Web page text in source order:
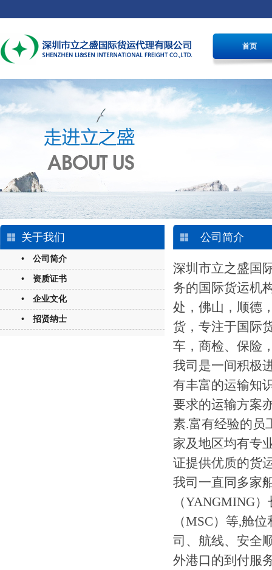
首页
关于我们
• 公司简介
• 资质证书
• 企业文化
• 招贤纳士
公司简介
深圳市立之盛国
务的国际货运机
处，佛山，顺德
货，专注于国际
车，商检、保险
我司是一间积极
有丰富的运输知
要求的运输方案
素.富有经验的员
家及地区均有专
证提供优质的货
我司一直同多家
（YANGMING
（MSC）等,舱
司、航线、安全
外港口的到付服